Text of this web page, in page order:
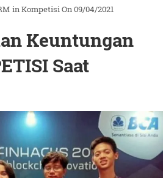
inKompetisiOn 09/04/2021
Keuntungan
Saat